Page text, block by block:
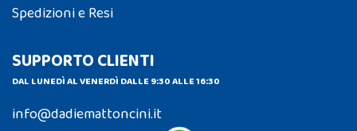
Spedizioni e Resi
SUPPORTO CLIENTI
DAL LUNEDÌ AL VENERDÌ DALLE 9:30 ALLE 16:30
info@dadiemattoncini.it